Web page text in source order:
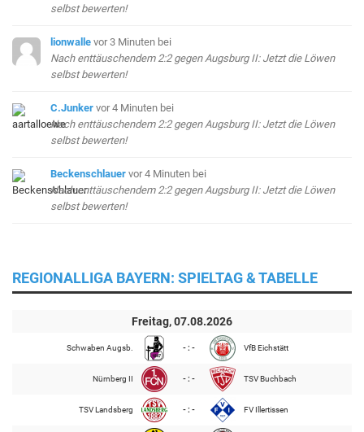
selbst bewerten!
lionwalle vor 3 Minuten bei
Nach enttäuschendem 2:2 gegen Augsburg II: Jetzt die Löwen
selbst bewerten!
C.Junker vor 4 Minuten bei
Nach enttäuschendem 2:2 gegen Augsburg II: Jetzt die Löwen
selbst bewerten!
Beckenschlauer vor 4 Minuten bei
Nach enttäuschendem 2:2 gegen Augsburg II: Jetzt die Löwen
selbst bewerten!
REGIONALLIGA BAYERN: SPIELTAG & TABELLE
Freitag, 07.08.2026
Schwaben Augsb. - : - VfB Eichstätt
Nürnberg II - : - TSV Buchbach
TSV Landsberg - : - FV Illertissen